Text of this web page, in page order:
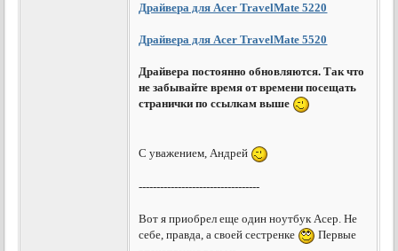
Драйвера для Acer TravelMate 5220
Драйвера для Acer TravelMate 5520
Драйвера постоянно обновляются. Так что
не забывайте время от времени посещать
странички по ссылкам выше
С уважением, Андрей
----------------------------------
Вот я приобрел еще один ноутбук Асер. Не
себе, правда, а своей сестренке
Первые